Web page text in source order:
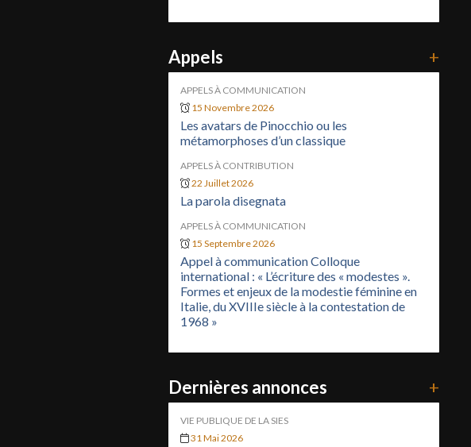
Appels +
APPELS À COMMUNICATION
15 Novembre 2026
Les avatars de Pinocchio ou les
métamorphoses d’un classique
APPELS À CONTRIBUTION
22 Juillet 2026
La parola disegnata
APPELS À COMMUNICATION
15 Septembre 2026
Appel à communication Colloque
international : « L’écriture des « modestes ».
Formes et enjeux de la modestie féminine en
Italie, du XVIIIe siècle à la contestation de
1968 »
Dernières annonces +
VIE PUBLIQUE DE LA SIES
31 Mai 2026